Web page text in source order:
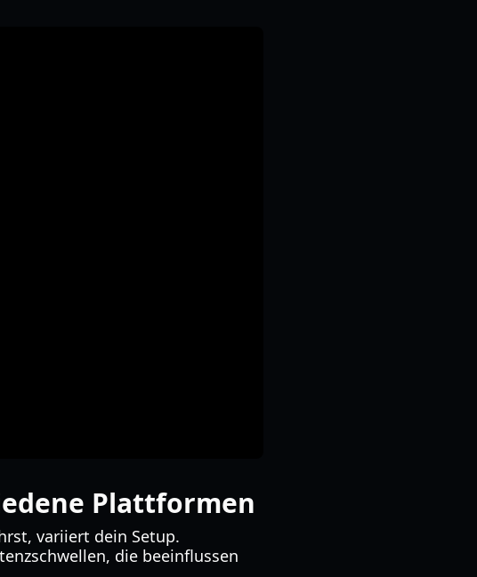
Plattformen
variiert dein Setup.
die beeinflussen